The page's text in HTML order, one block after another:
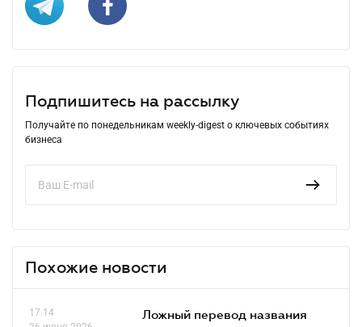
Подпишитесь на рассылку
Получайте по понедельникам weekly-digest о ключевых событиях
бизнеса
Похожие новости
17.14
Ложный перевод названия